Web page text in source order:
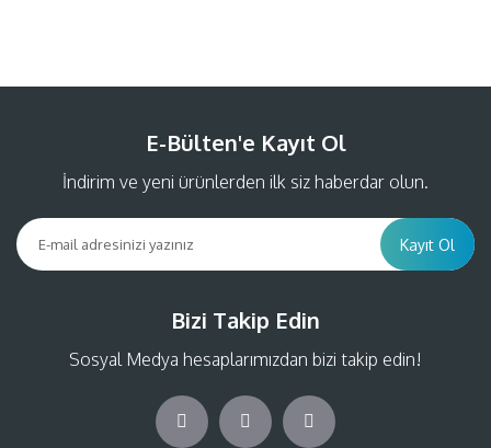
E-Bülten'e Kayıt Ol
İndirim ve yeni ürünlerden ilk siz haberdar olun.
Kayıt Ol
Bizi Takip Edin
Sosyal Medya hesaplarımızdan bizi takip edin!